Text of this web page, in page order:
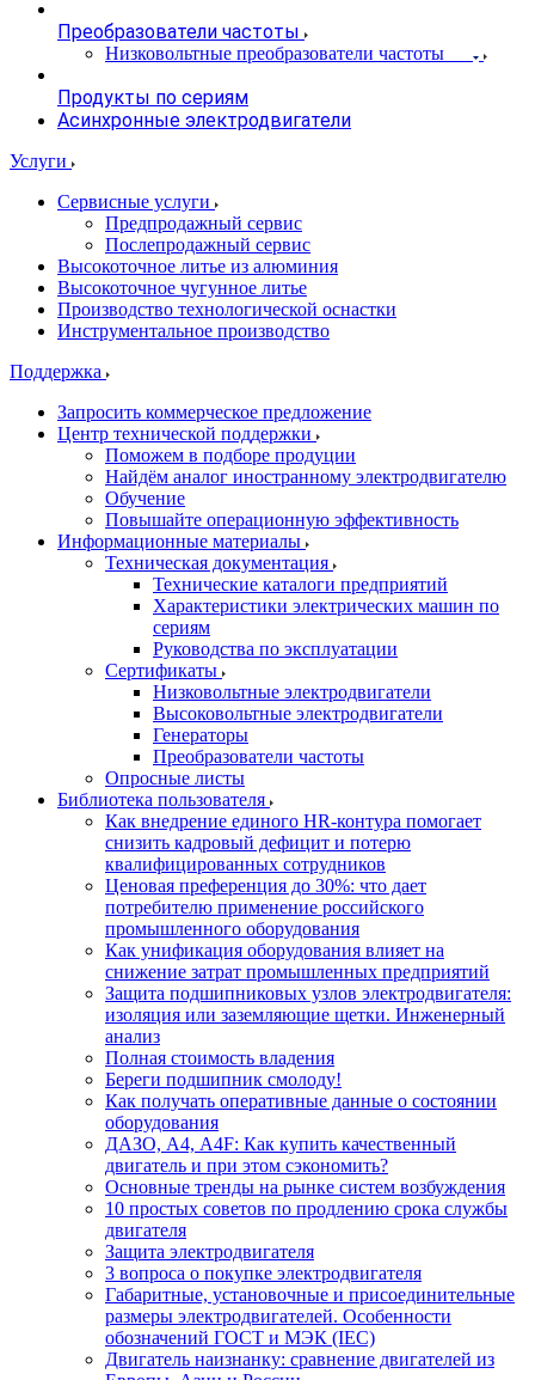
Преобразователи частоты
Низковольтные преобразователи частоты
Продукты по сериям
Асинхронные электродвигатели
Услуги
Сервисные услуги
Предпродажный сервис
Послепродажный сервис
Высокоточное литье из алюминия
Высокоточное чугунное литье
Производство технологической оснастки
Инструментальное производство
Поддержка
Запросить коммерческое предложение
Центр технической поддержки
Поможем в подборе продуции
Найдём аналог иностранному электродвигателю
Обучение
Повышайте операционную эффективность
Информационные материалы
Техническая документация
Технические каталоги предприятий
Характеристики электрических машин по
сериям
Руководства по эксплуатации
Сертификаты
Низковольтные электродвигатели
Высоковольтные электродвигатели
Генераторы
Преобразователи частоты
Опросные листы
Библиотека пользователя
Как внедрение единого HR-контура помогает
снизить кадровый дефицит и потерю
квалифицированных сотрудников
Ценовая преференция до 30%: что дает
потребителю применение российского
промышленного оборудования
Как унификация оборудования влияет на
снижение затрат промышленных предприятий
Защита подшипниковых узлов электродвигателя:
изоляция или заземляющие щетки. Инженерный
анализ
Полная стоимость владения
Береги подшипник смолоду!
Как получать оперативные данные о состоянии
оборудования
ДАЗО, А4, А4F: Как купить качественный
двигатель и при этом сэкономить?
Основные тренды на рынке систем возбуждения
10 простых советов по продлению срока службы
двигателя
Защита электродвигателя
3 вопроса о покупке электродвигателя
Габаритные, установочные и присоединительные
размеры электродвигателей. Особенности
обозначений ГОСТ и МЭК (IEC)
Двигатель наизнанку: сравнение двигателей из